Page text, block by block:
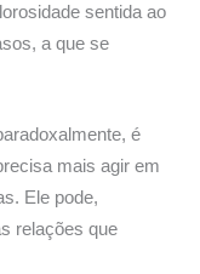
sentida ao
a que se
é
mais agir em
Ele pode,
relações que